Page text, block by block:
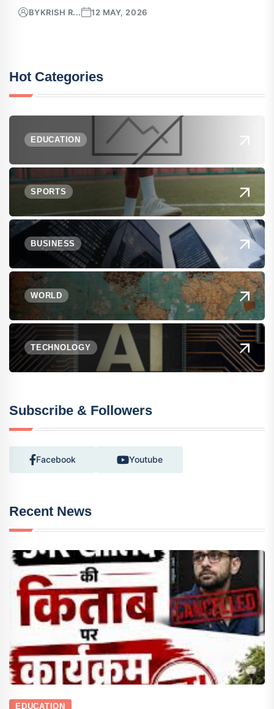
BYKRISH R... 12 MAY, 2026
Hot Categories
EDUCATION
SPORTS
BUSINESS
WORLD
TECHNOLOGY
Subscribe & Followers
Facebook Youtube
Recent News
EDUCATION